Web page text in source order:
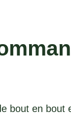
bout en bout